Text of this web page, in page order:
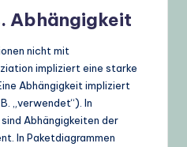
Abhängigkeit
nicht mit
impliziert eine starke
Abhängigkeit impliziert
„verwendet“). In
Abhängigkeiten der
In Paketdiagrammen